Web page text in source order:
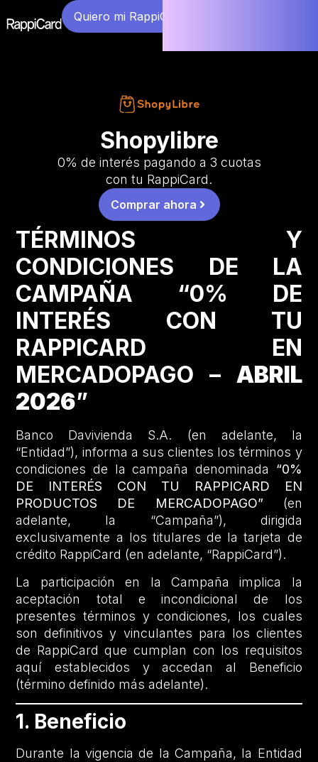
Quiero mi RappiCard
Shopylibre
0% de interés pagando a 3 cuotas
con tu RappiCard.
Comprar ahora
TÉRMINOS Y
CONDICIONES DE LA
CAMPAÑA “0% DE
INTERÉS CON TU
RAPPICARD EN
MERCADOPAGO – ABRIL
2026”
Banco Davivienda S.A. (en adelante, la
“Entidad”), informa a sus clientes los términos y
condiciones de la campaña denominada “0%
DE INTERÉS CON TU RAPPICARD EN
PRODUCTOS DE MERCADOPAGO” (en
adelante, la “Campaña”), dirigida
exclusivamente a los titulares de la tarjeta de
crédito RappiCard (en adelante, “RappiCard”).
La participación en la Campaña implica la
aceptación total e incondicional de los
presentes términos y condiciones, los cuales
son definitivos y vinculantes para los clientes
de RappiCard que cumplan con los requisitos
aquí establecidos y accedan al Beneficio
(término definido más adelante).
1. Beneficio
Durante la vigencia de la Campaña, la Entidad